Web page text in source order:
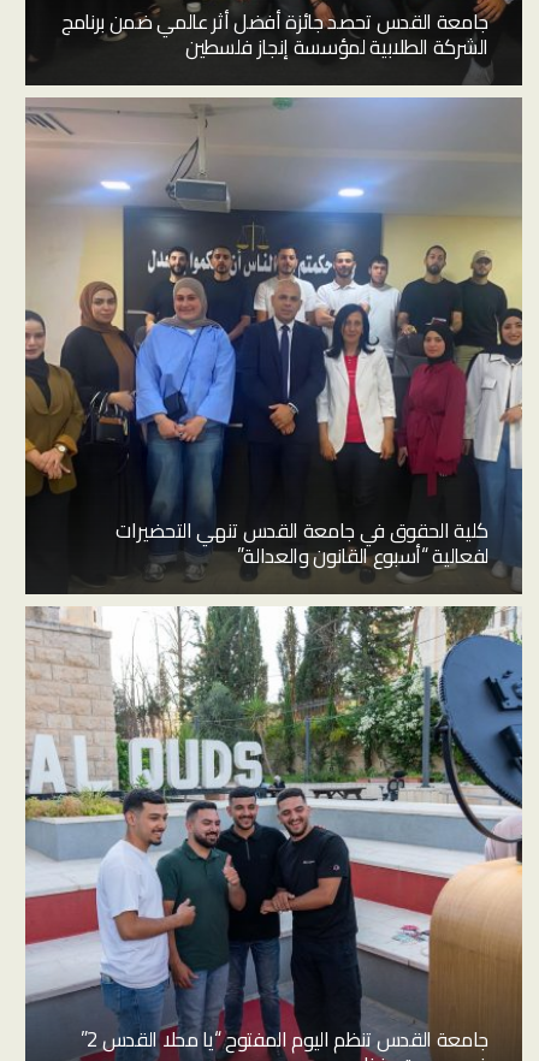
جامعة القدس تحصد جائزة أفضل أثر عالمي ضمن برنامج
الشركة الطلابية لمؤسسة إنجاز فلسطين
كلية الحقوق في جامعة القدس تنهي التحضيرات
لفعالية “أسبوع القانون والعدالة”
جامعة القدس تنظم اليوم المفتوح “يا محلا القدس 2”